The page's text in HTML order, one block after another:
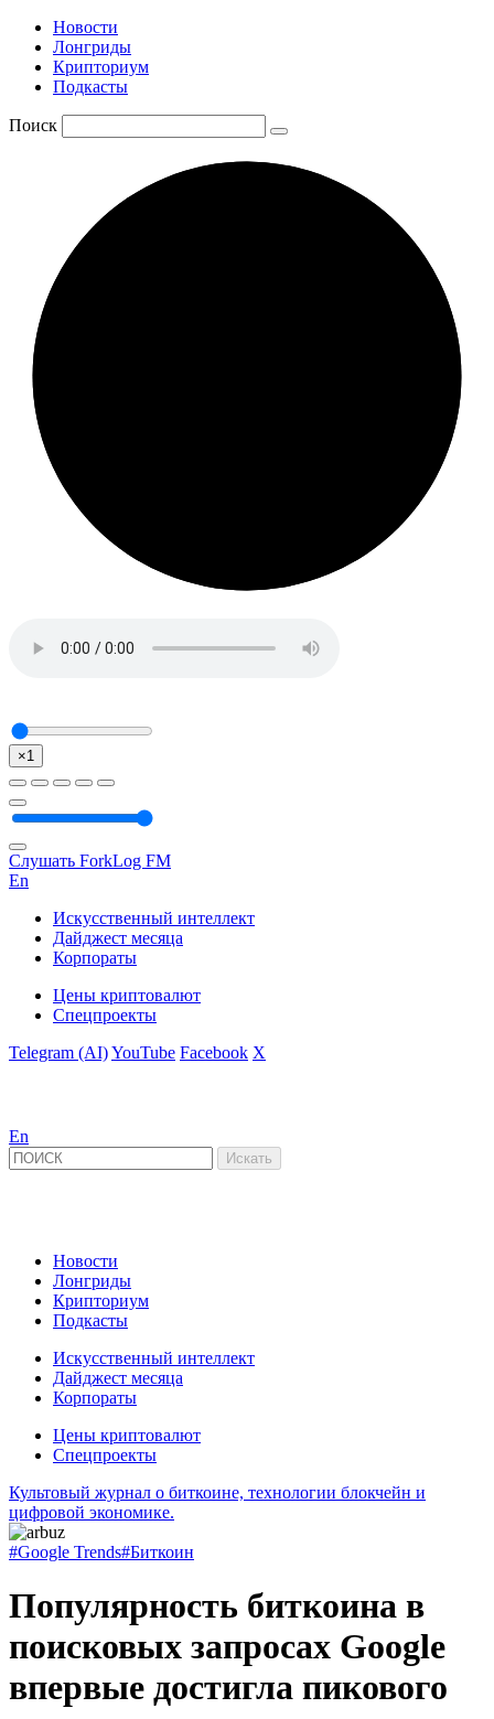
Новости
Лонгриды
Крипториум
Подкасты
Поиск
×1
Слушать ForkLog FM
En
Искусственный интеллект
Дайджест месяца
Корпораты
Цены криптовалют
Спецпроекты
Telegram (AI)YouTube Facebook X
En
Новости
Лонгриды
Крипториум
Подкасты
Искусственный интеллект
Дайджест месяца
Корпораты
Цены криптовалют
Спецпроекты
Культовый журнал о биткоине, технологии блокчейн и
цифровой экономике.
#Google Trends#Биткоин
Популярность биткоина в
поисковых запросах Google
впервые достигла пикового